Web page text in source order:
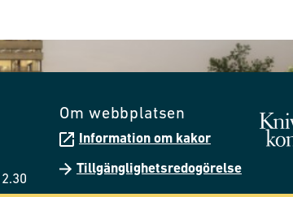
Om webbplatsen
Information om kakor
Tillgänglighetsredogörelse